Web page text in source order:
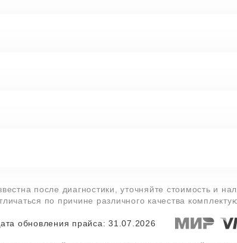
после диагностики, уточняйте стоимость и
по причине различного качества
обновления прайса: 31.07.2026